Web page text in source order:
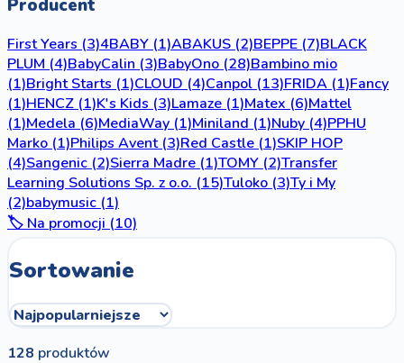
Producent
First Years (3)4BABY (1)ABAKUS (2)BEPPE (7)BLACK
PLUM (4)BabyCalin (3)BabyOno (28)Bambino mio
(1)Bright Starts (1)CLOUD (4)Canpol (13)FRIDA (1)Fancy
(1)HENCZ (1)K's Kids (3)Lamaze (1)Matex (6)Mattel
(1)Medela (6)MediaWay (1)Miniland (1)Nuby (4)PPHU
Marko (1)Philips Avent (3)Red Castle (1)SKIP HOP
(4)Sangenic (2)Sierra Madre (1)TOMY (2)Transfer
Learning Solutions Sp. z o.o. (15)Tuloko (3)Ty i My
(2)babymusic (1)
🏷️ Na promocji (10)
Sortowanie
128 produktów